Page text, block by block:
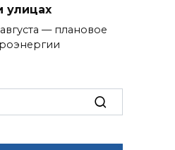
улицах
— плановое